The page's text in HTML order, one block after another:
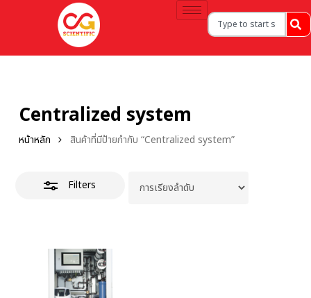
Centralized system
หน้าหลัก สินค้าที่มีป้ายกำกับ “Centralized system”
Filters